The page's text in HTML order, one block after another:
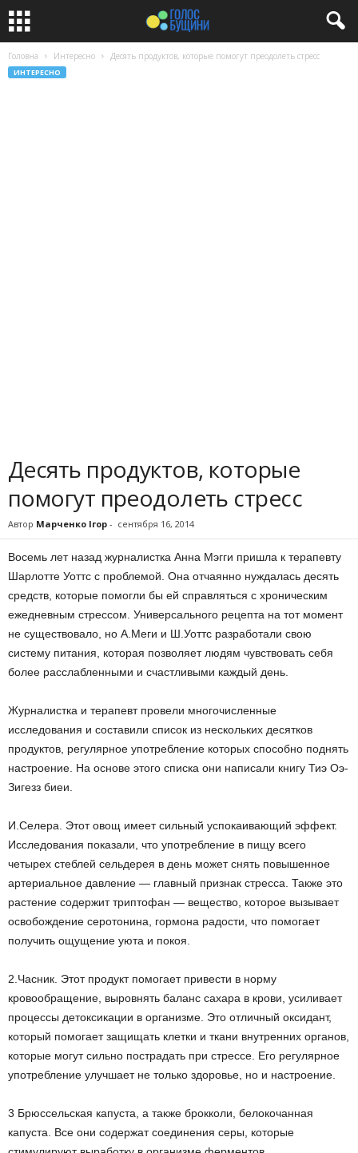
Головна Интересно Десять продуктов, которые помогут преодолеть стресс
ИНТЕРЕСНО
Десять продуктов, которые
помогут преодолеть стресс
Автор Марченко Ігор - сентября 16, 2014
Восемь лет назад журналистка Анна Мэгги пришла к терапевту
Шарлотте Уоттс с проблемой. Она отчаянно нуждалась десять
средств, которые помогли бы ей справляться с хроническим
ежедневным стрессом. Универсального рецепта на тот момент
не существовало, но А.Меги и Ш.Уоттс разработали свою
систему питания, которая позволяет людям чувствовать себя
более расслабленными и счастливыми каждый день.
Журналистка и терапевт провели многочисленные
исследования и составили список из нескольких десятков
продуктов, регулярное употребление которых способно поднять
настроение. На основе этого списка они написали книгу Тиэ Оэ-
Зигезз биеи.
И.Селера. Этот овощ имеет сильный успокаивающий эффект.
Исследования показали, что употребление в пищу всего
четырех стеблей сельдерея в день может снять повышенное
артериальное давление — главный признак стресса. Также это
растение содержит триптофан — вещество, которое вызывает
освобождение серотонина, гормона радости, что помогает
получить ощущение уюта и покоя.
2.Часник. Этот продукт помогает привести в норму
кровообращение, выровнять баланс сахара в крови, усиливает
процессы детоксикации в организме. Это отличный оксидант,
который помогает защищать клетки и ткани внутренних органов,
которые могут сильно пострадать при стрессе. Его регулярное
употребление улучшает не только здоровье, но и настроение.
3 Брюссельская капуста, а также брокколи, белокочанная
капуста. Все они содержат соединения серы, которые